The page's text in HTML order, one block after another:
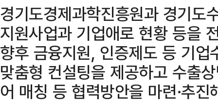
경기도경제과학진흥원과 경기도
지원사업과 기업애로 현황 등을
향후 금융지원, 인증제도 등 기
맞춤형 컨설팅을 제공하고 수출
어 매칭 등 협력방안을 마련·추